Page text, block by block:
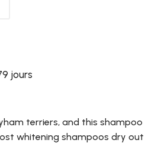
jours
terriers, and this shampoo
whitening shampoos dry out